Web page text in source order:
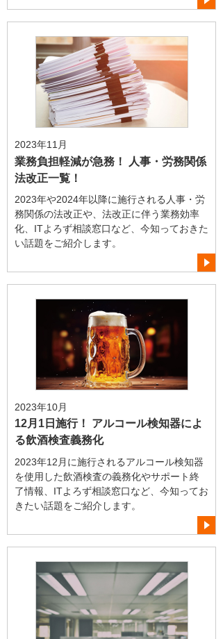
2023年11月
業務負担軽減が急務！ 人事・労務関係
法改正一覧！
2023年や2024年以降に施行される人事・労
務関係の法改正や、法改正に伴う業務効率
化、ITよろず相談窓口など、今知っておきた
い話題をご紹介します。
2023年10月
12月1日施行！ アルコール検知器によ
る飲酒検査義務化
2023年12月に施行されるアルコール検知器
を使用した飲酒検査の義務化やサポート終
了情報、ITよろず相談窓口など、今知ってお
きたい話題をご紹介します。